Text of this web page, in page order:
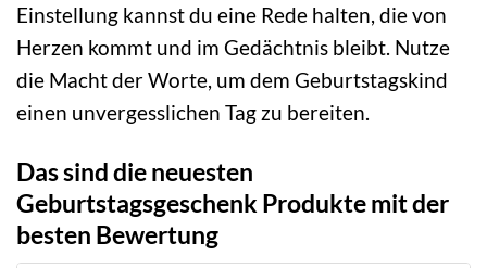
Einstellung kannst du eine Rede halten, die von
Herzen kommt und im Gedächtnis bleibt. Nutze
die Macht der Worte, um dem Geburtstagskind
einen unvergesslichen Tag zu bereiten.
Das sind die neuesten
Geburtstagsgeschenk Produkte mit der
besten Bewertung